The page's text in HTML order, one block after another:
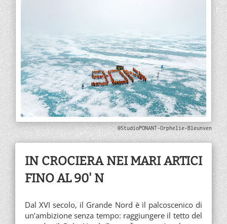
@StudioPONANT-Orphelie-Bleunven
IN CROCIERA NEI MARI ARTICI
FINO AL 90' N
Dal XVI secolo, il Grande Nord è il palcoscenico di
un’ambizione senza tempo: raggiungere il tetto del